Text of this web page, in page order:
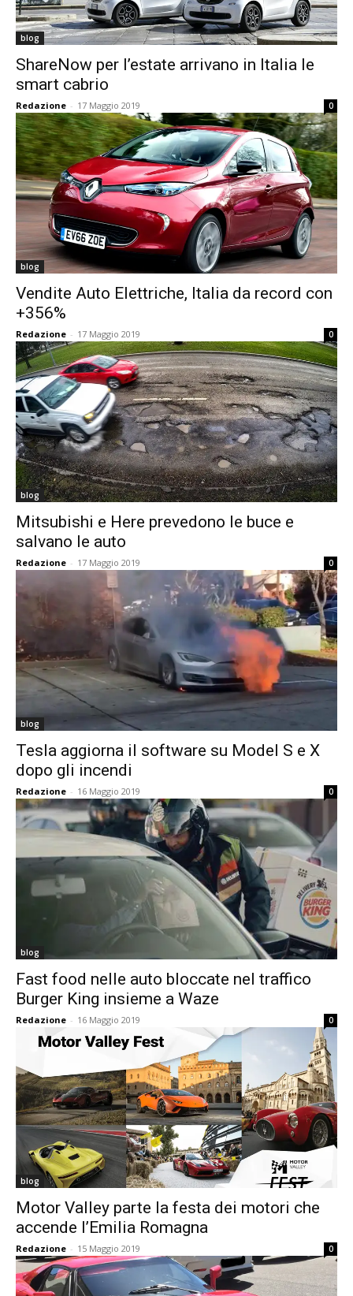
blog
ShareNow per l’estate arrivano in Italia le
smart cabrio
Redazione - 17 Maggio 2019 0
blog
Vendite Auto Elettriche, Italia da record con
+356%
Redazione - 17 Maggio 2019 0
blog
Mitsubishi e Here prevedono le buce e
salvano le auto
Redazione - 17 Maggio 2019 0
blog
Tesla aggiorna il software su Model S e X
dopo gli incendi
Redazione - 16 Maggio 2019 0
blog
Fast food nelle auto bloccate nel traffico
Burger King insieme a Waze
Redazione - 16 Maggio 2019 0
blog
Motor Valley parte la festa dei motori che
accende l’Emilia Romagna
Redazione - 15 Maggio 2019 0